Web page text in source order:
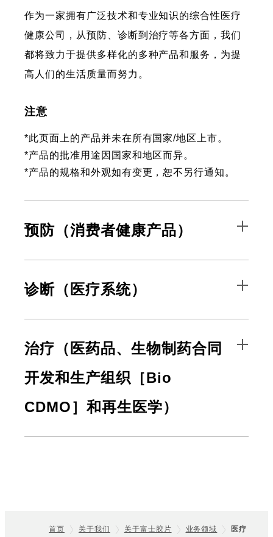
作为一家拥有广泛技术和专业知识的综合性医疗
健康公司，从预防、诊断到治疗等各方面，我们
都将致力于提供多样化的多种产品和服务，为提
高人们的生活质量而努力。
注意
*此页面上的产品并未在所有国家/地区上市。
*产品的批准用途因国家和地区而异。
*产品的规格和外观如有变更，恕不另行通知。
预防（消费者健康产品）
诊断（医疗系统）
治疗（医药品、生物制药合同
开发和生产组织［Bio
CDMO］和再生医学）
首页 关于我们 关于富士胶片 业务领域
医疗